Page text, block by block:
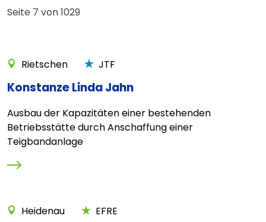
Seite 7 von 1029
Rietschen JTF
Konstanze Linda Jahn
Ausbau der Kapazitäten einer bestehenden
Betriebsstätte durch Anschaffung einer
Teigbandanlage
Heidenau EFRE